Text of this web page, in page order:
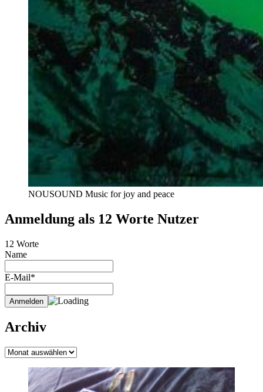
NOUSOUND Music for joy and peace
Anmeldung als 12 Worte Nutzer
12 Worte
Name
E-Mail*
Archiv
Archiv